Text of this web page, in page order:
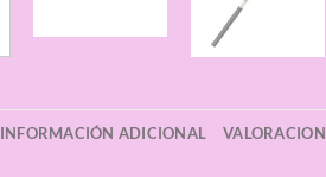
INFORMACIÓN ADICIONAL